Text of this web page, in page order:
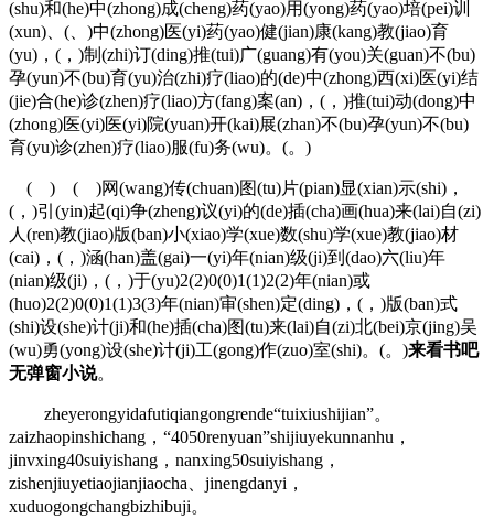
(shu)和(he)中(zhong)成(cheng)药(yao)用(yong)药(yao)培(pei)训
(xun)、(、)中(zhong)医(yi)药(yao)健(jian)康(kang)教(jiao)育
(yu)，(，)制(zhi)订(ding)推(tui)广(guang)有(you)关(guan)不(bu)
孕(yun)不(bu)育(yu)治(zhi)疗(liao)的(de)中(zhong)西(xi)医(yi)结
(jie)合(he)诊(zhen)疗(liao)方(fang)案(an)，(，)推(tui)动(dong)中
(zhong)医(yi)医(yi)院(yuan)开(kai)展(zhan)不(bu)孕(yun)不(bu)
育(yu)诊(zhen)疗(liao)服(fu)务(wu)。(。)
( ) ( )网(wang)传(chuan)图(tu)片(pian)显(xian)示(shi)，
(，)引(yin)起(qi)争(zheng)议(yi)的(de)插(cha)画(hua)来(lai)自(zi)
人(ren)教(jiao)版(ban)小(xiao)学(xue)数(shu)学(xue)教(jiao)材
(cai)，(，)涵(han)盖(gai)一(yi)年(nian)级(ji)到(dao)六(liu)年
(nian)级(ji)，(，)于(yu)2(2)0(0)1(1)2(2)年(nian)或
(huo)2(2)0(0)1(1)3(3)年(nian)审(shen)定(ding)，(，)版(ban)式
(shi)设(she)计(ji)和(he)插(cha)图(tu)来(lai)自(zi)北(bei)京(jing)吴
(wu)勇(yong)设(she)计(ji)工(gong)作(zuo)室(shi)。(。)来看书吧
无弹窗小说。
zheyerongyidafutiqiangongrende“tuixiushijian”。
zaizhaopinshichang，“4050renyuan”shijiuyekunnanhu，
jinvxing40suiyishang，nanxing50suiyishang，
zishenjiuyetiaojianjiaocha、jinengdanyi，
xuduogongchangbizhibuji。